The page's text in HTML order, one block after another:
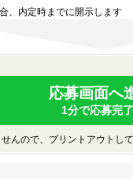
、内定時までに開示します
応募画面へ
1分で応募完
んので、プリントアウトして